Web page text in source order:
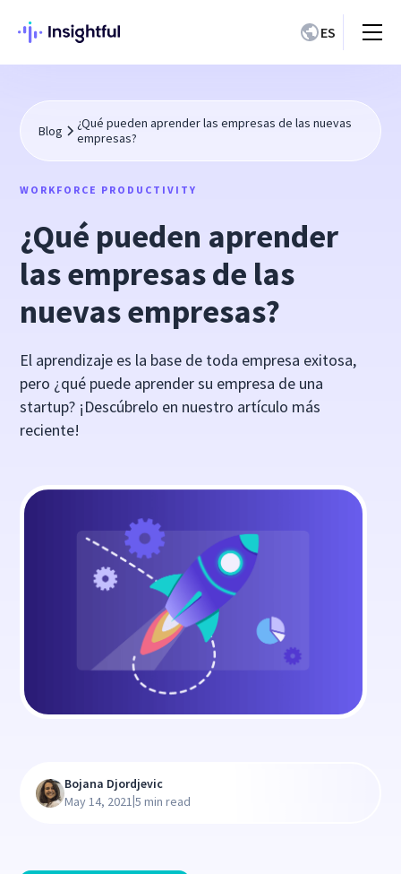
ES
Blog
¿Qué pueden aprender las empresas de las nuevas
empresas?
WORKFORCE PRODUCTIVITY
¿Qué pueden aprender
las empresas de las
nuevas empresas?
El aprendizaje es la base de toda empresa exitosa,
pero ¿qué puede aprender su empresa de una
startup? ¡Descúbrelo en nuestro artículo más
reciente!
Bojana Djordjevic
May 14, 2021|5 min read